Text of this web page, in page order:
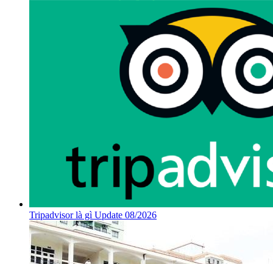
Tripadvisor là gì Update 08/2026